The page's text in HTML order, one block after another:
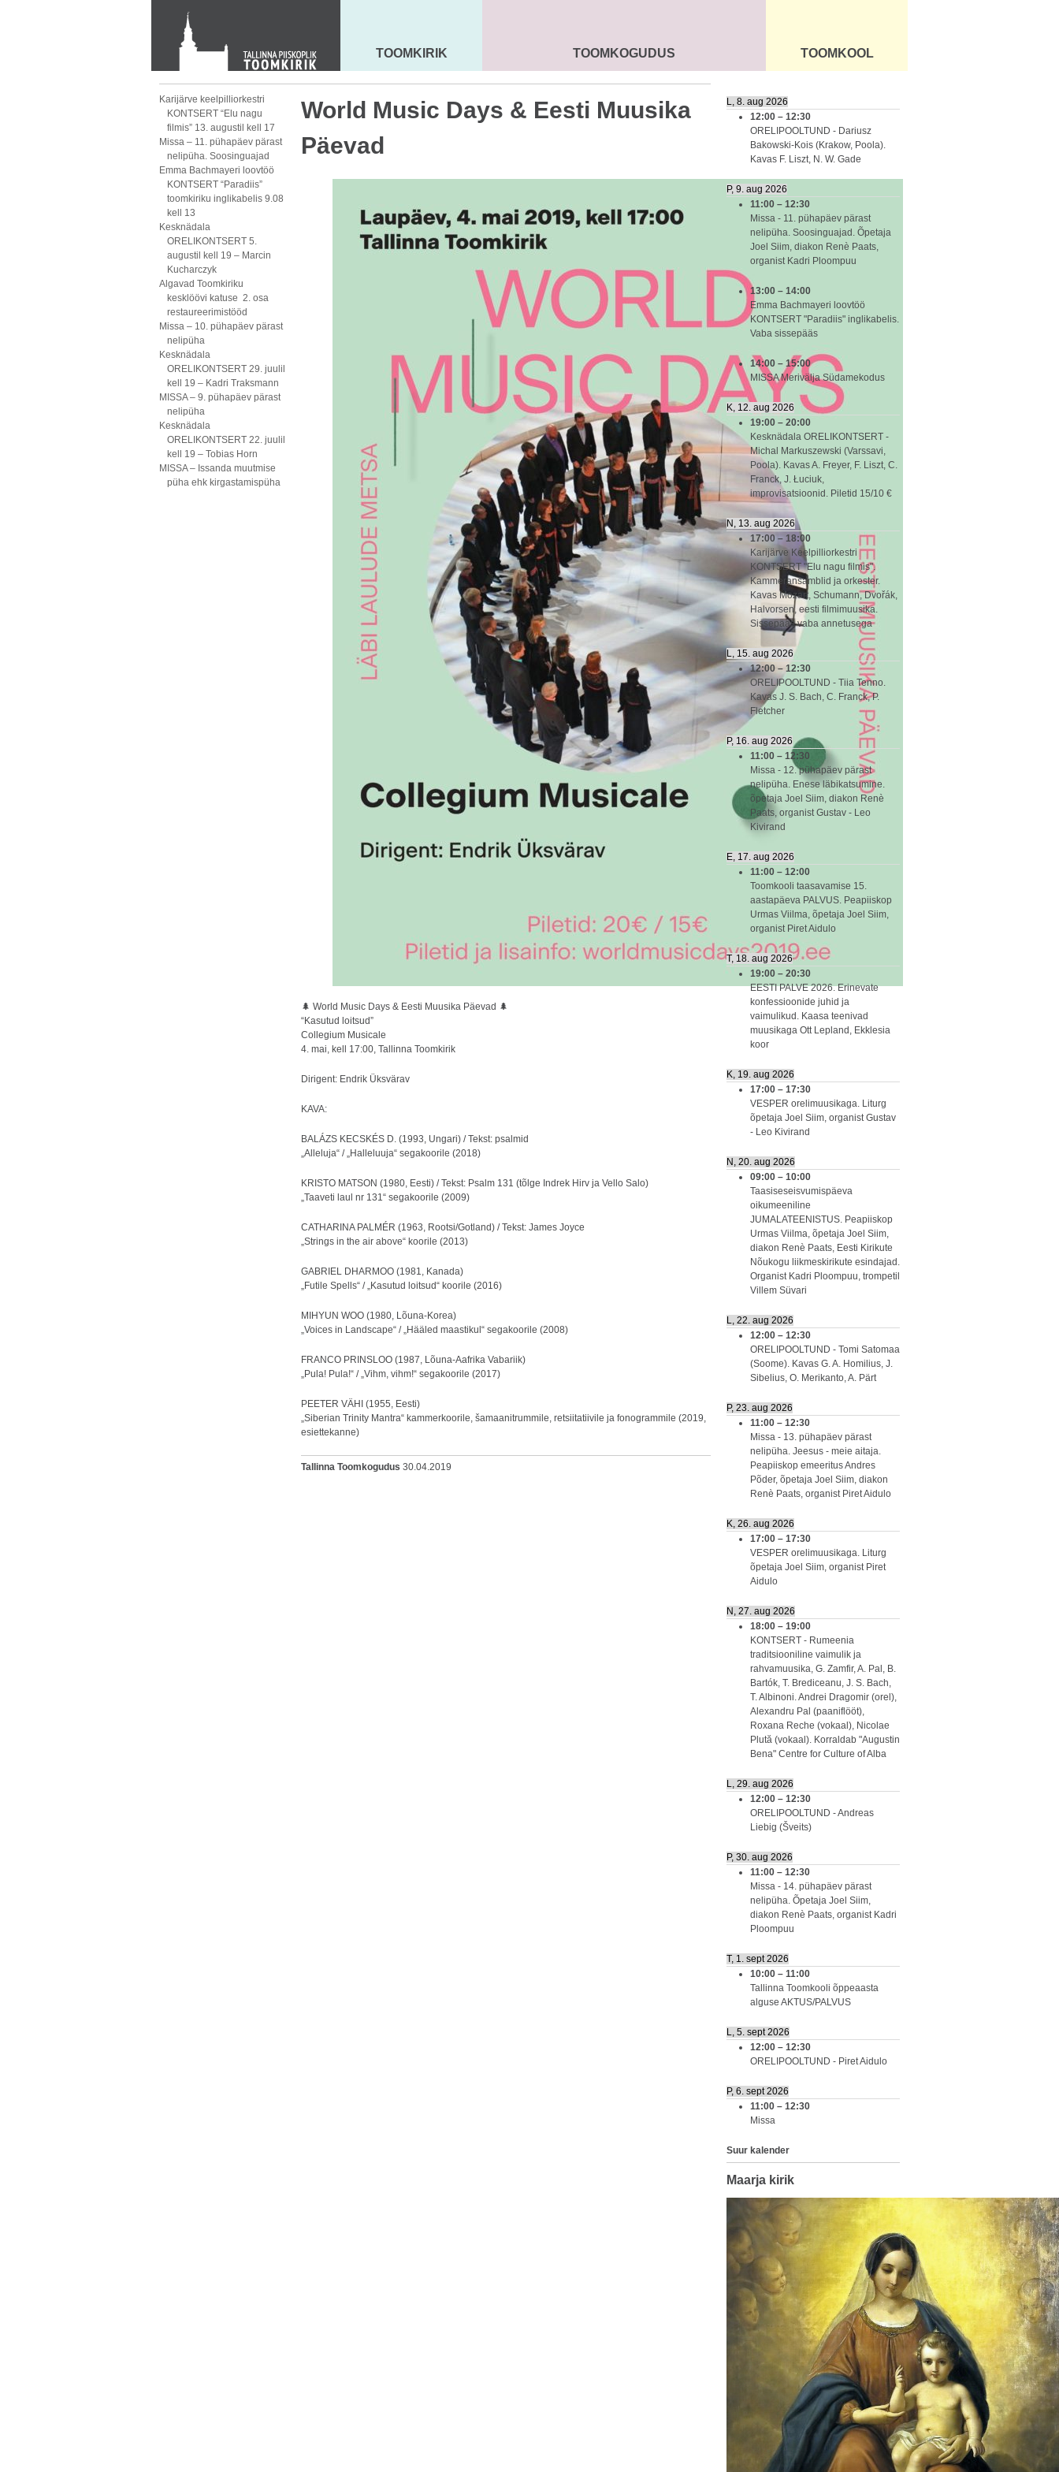
KONTAKT
Toom-Kooli 6, 10130 TALLINN
tallinna.toom@eelk.ee
MAARJA KIRIK
TOOMKIRIK SEENIORID KOGUDUS
TOOMKOGUDUS ÜLDINFO
TOOMKOOL
Karijärve keelpilliorkestri
KONTSERT “Elu nagu
filmis” 13. augustil kell 17
Missa – 11. pühapäev pärast
nelipüha. Soosinguajad
Emma Bachmayeri loovtöö
KONTSERT “Paradiis”
toomkiriku inglikabelis 9.08
kell 13
Kesknädala
ORELIKONTSERT 5.
augustil kell 19 – Marcin
Kucharczyk
Algavad Toomkiriku
kesklöövi katuse 2. osa
restaureerimistööd
Missa – 10. pühapäev pärast
nelipüha
Kesknädala
ORELIKONTSERT 29. juulil
kell 19 – Kadri Traksmann
MISSA – 9. pühapäev pärast
nelipüha
Kesknädala
ORELIKONTSERT 22. juulil
kell 19 – Tobias Horn
MISSA – Issanda muutmise
püha ehk kirgastamispüha
World Music Days & Eesti Muusika
Päevad
🌲 World Music Days & Eesti Muusika Päevad 🌲
“Kasutud loitsud”
Collegium Musicale
4. mai, kell 17:00, Tallinna Toomkirik
Dirigent: Endrik Üksvärav
KAVA:
BALÁZS KECSKÉS D. (1993, Ungari) / Tekst: psalmid
„Alleluja“ / „Halleluuja“ segakoorile (2018)
KRISTO MATSON (1980, Eesti) / Tekst: Psalm 131 (tõlge Indrek Hirv ja Vello Salo)
„Taaveti laul nr 131“ segakoorile (2009)
CATHARINA PALMÉR (1963, Rootsi/Gotland) / Tekst: James Joyce
„Strings in the air above“ koorile (2013)
GABRIEL DHARMOO (1981, Kanada)
„Futile Spells“ / „Kasutud loitsud“ koorile (2016)
MIHYUN WOO (1980, Lõuna-Korea)
„Voices in Landscape“ / „Hääled maastikul“ segakoorile (2008)
FRANCO PRINSLOO (1987, Lõuna-Aafrika Vabariik)
„Pula! Pula!“ / „Vihm, vihm!“ segakoorile (2017)
PEETER VÄHI (1955, Eesti)
„Siberian Trinity Mantra“ kammerkoorile, šamaanitrummile, retsiitatiivile ja fonogrammile (2019,
esiettekanne)
Tallinna Toomkogudus 30.04.2019
L, 8. aug 2026
12:00 – 12:30
ORELIPOOLTUND - Dariusz
Bakowski-Kois (Krakow, Poola).
Kavas F. Liszt, N. W. Gade
P, 9. aug 2026
11:00 – 12:30
Missa - 11. pühapäev pärast
nelipüha. Soosinguajad. Õpetaja
Joel Siim, diakon Renè Paats,
organist Kadri Ploompuu
13:00 – 14:00
Emma Bachmayeri loovtöö
KONTSERT "Paradiis" inglikabelis.
Vaba sissepääs
14:00 – 15:00
MISSA Merivälja Südamekodus
K, 12. aug 2026
19:00 – 20:00
Kesknädala ORELIKONTSERT -
Michal Markuszewski (Varssavi,
Poola). Kavas A. Freyer, F. Liszt, C.
Franck, J. Łuciuk,
improvisatsioonid. Piletid 15/10 €
N, 13. aug 2026
17:00 – 18:00
Karijärve Keelpilliorkestri
KONTSERT "Elu nagu filmis".
Kammeransamblid ja orkester.
Kavas Mozart, Schumann, Dvořák,
Halvorsen, eesti filmimuusika.
Sissepääs vaba annetusega
L, 15. aug 2026
12:00 – 12:30
ORELIPOOLTUND - Tiia Tenno.
Kavas J. S. Bach, C. Franck, P.
Fletcher
P, 16. aug 2026
11:00 – 12:30
Missa - 12. pühapäev pärast
nelipüha. Enese läbikatsumine.
õpetaja Joel Siim, diakon Renè
Paats, organist Gustav - Leo
Kivirand
E, 17. aug 2026
11:00 – 12:00
Toomkooli taasavamise 15.
aastapäeva PALVUS. Peapiiskop
Urmas Viilma, õpetaja Joel Siim,
organist Piret Aidulo
T, 18. aug 2026
19:00 – 20:30
EESTI PALVE 2026. Erinevate
konfessioonide juhid ja
vaimulikud. Kaasa teenivad
muusikaga Ott Lepland, Ekklesia
koor
K, 19. aug 2026
17:00 – 17:30
VESPER orelimuusikaga. Liturg
õpetaja Joel Siim, organist Gustav
- Leo Kivirand
N, 20. aug 2026
09:00 – 10:00
Taasiseseisvumispäeva
oikumeeniline
JUMALATEENISTUS. Peapiiskop
Urmas Viilma, õpetaja Joel Siim,
diakon Renè Paats, Eesti Kirikute
Nõukogu liikmeskirikute esindajad.
Organist Kadri Ploompuu, trompetil
Villem Süvari
L, 22. aug 2026
12:00 – 12:30
ORELIPOOLTUND - Tomi Satomaa
(Soome). Kavas G. A. Homilius, J.
Sibelius, O. Merikanto, A. Pärt
P, 23. aug 2026
11:00 – 12:30
Missa - 13. pühapäev pärast
nelipüha. Jeesus - meie aitaja.
Peapiiskop emeeritus Andres
Põder, õpetaja Joel Siim, diakon
Renè Paats, organist Piret Aidulo
K, 26. aug 2026
17:00 – 17:30
VESPER orelimuusikaga. Liturg
õpetaja Joel Siim, organist Piret
Aidulo
N, 27. aug 2026
18:00 – 19:00
KONTSERT - Rumeenia
traditsiooniline vaimulik ja
rahvamuusika, G. Zamfir, A. Pal, B.
Bartók, T. Brediceanu, J. S. Bach,
T. Albinoni. Andrei Dragomir (orel),
Alexandru Pal (paaniflööt),
Roxana Reche (vokaal), Nicolae
Plută (vokaal). Korraldab "Augustin
Bena" Centre for Culture of Alba
L, 29. aug 2026
12:00 – 12:30
ORELIPOOLTUND - Andreas
Liebig (Šveits)
P, 30. aug 2026
11:00 – 12:30
Missa - 14. pühapäev pärast
nelipüha. Õpetaja Joel Siim,
diakon Renè Paats, organist Kadri
Ploompuu
T, 1. sept 2026
10:00 – 11:00
Tallinna Toomkooli õppeaasta
alguse AKTUS/PALVUS
L, 5. sept 2026
12:00 – 12:30
ORELIPOOLTUND - Piret Aidulo
P, 6. sept 2026
11:00 – 12:30
Missa
Suur kalender
Maarja kirik